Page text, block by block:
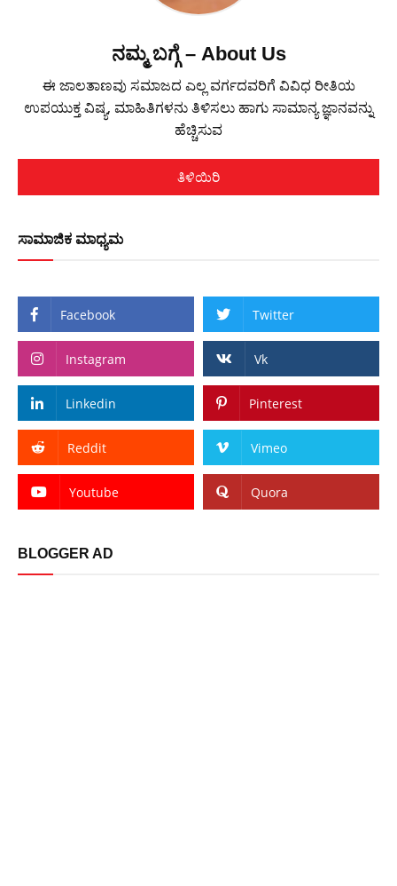
ನಮ್ಮ ಬಗ್ಗೆ – About Us
ಈ ಜಾಲತಾಣವು ಸಮಾಜದ ಎಲ್ಲ ವರ್ಗದವರಿಗೆ ವಿವಿಧ ರೀತಿಯ
ಉಪಯುಕ್ತ ವಿಷ್ಯ, ಮಾಹಿತಿಗಳನು ತಿಳಿಸಲು ಹಾಗು ಸಾಮಾನ್ಯ ಜ್ಞಾನವನ್ನು
ಹೆಚ್ಚಿಸುವ
ತಿಳಿಯಿರಿ
ಸಾಮಾಜಿಕ ಮಾಧ್ಯಮ
Facebook Twitter
Instagram Vk
Linkedin Pinterest
Reddit Vimeo
Youtube Quora
BLOGGER AD